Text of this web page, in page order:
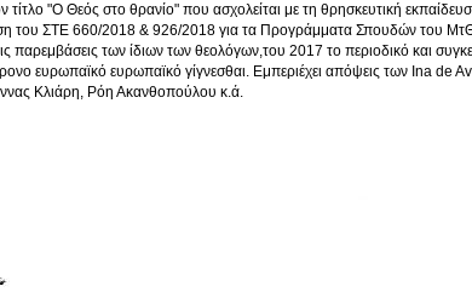
τίτλο "Ο Θεός στο θρανίο" που ασχολείται με τη θρησκευτική
του ΣΤΕ 660/2018 & 926/2018 για τα Προγράμματα Σπουδών του ΜτΘ
παρεμβάσεις των ίδιων των θεολόγων,του 2017 το περιοδικό και
ευρωπαϊκό ευρωπαϊκό γίγνεσθαι. Εμπεριέχει απόψεις των Ina
Κλιάρη, Ρόη Ακανθοπούλου κ.ά.